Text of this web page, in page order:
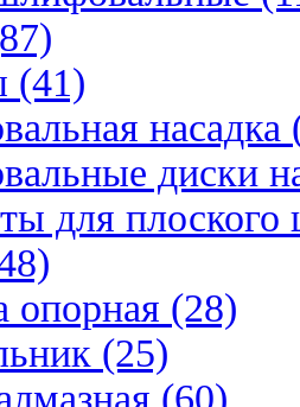
(41)
насадка
диски
для
опорная (28)
(25)
(60)